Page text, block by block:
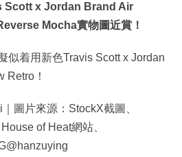
Scott x Jordan Brand Air
Mocha實物圖近賞！
似着用新色Travis Scott x Jordan
Retro！
圖片來源：StockX截圖、
of Heat網站、